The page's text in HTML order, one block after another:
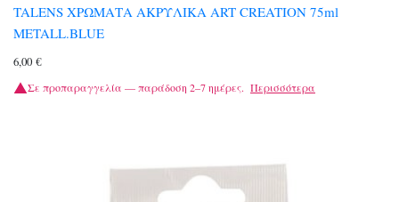
TALENS ΧΡΩΜΑΤΑ ΑΚΡΥΛΙΚΑ ART CREATION 75ml
METALL.BLUE
6,00 €
Σε προπαραγγελία — παράδοση 2–7 ημέρες. Περισσότερα